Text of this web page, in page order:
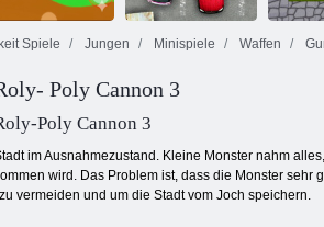
Parken Wut
Spiele Jungen Minispiele Waffen
Poly Cannon 3
Poly Cannon 3
im Ausnahmezustand. Kleine Monster nahm
wird. Das Problem ist, dass die Monster
vermeiden und um die Stadt vom Joch speichern.